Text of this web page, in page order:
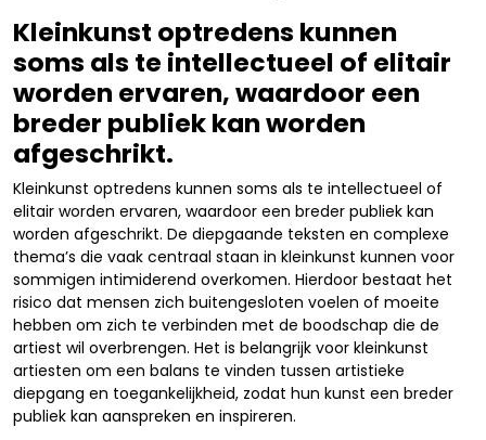
Kleinkunst optredens kunnen
soms als te intellectueel of elitair
worden ervaren, waardoor een
breder publiek kan worden
afgeschrikt.
Kleinkunst optredens kunnen soms als te intellectueel of
elitair worden ervaren, waardoor een breder publiek kan
worden afgeschrikt. De diepgaande teksten en complexe
thema’s die vaak centraal staan in kleinkunst kunnen voor
sommigen intimiderend overkomen. Hierdoor bestaat het
risico dat mensen zich buitengesloten voelen of moeite
hebben om zich te verbinden met de boodschap die de
artiest wil overbrengen. Het is belangrijk voor kleinkunst
artiesten om een balans te vinden tussen artistieke
diepgang en toegankelijkheid, zodat hun kunst een breder
publiek kan aanspreken en inspireren.